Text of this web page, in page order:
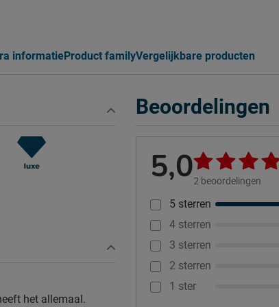
informatieProduct familyVergelijkbare producten
Beoordelingen
5,02 beoordelingen
5 sterren
4 sterren
3 sterren
2 sterren
1 ster
het allemaal.